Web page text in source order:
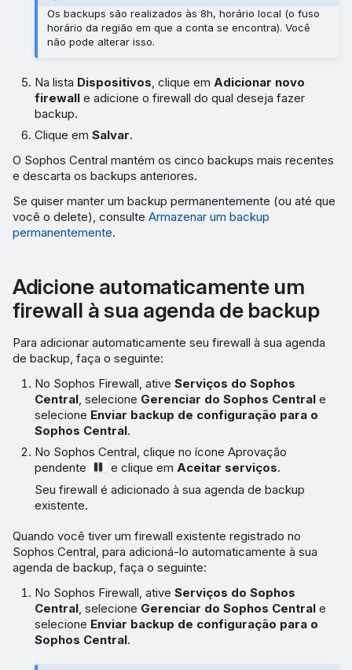
Os backups são realizados às 8h, horário local (o fuso
horário da região em que a conta se encontra). Você
não pode alterar isso.
Na lista Dispositivos , clique em Adicionar novo
firewall e adicione o firewall do qual deseja fazer
backup.
Clique emSalvar.
O Sophos Central mantém os cinco backups mais recentes
e descarta os backups anteriores.
Se quiser manter um backup permanentemente (ou até que
você o delete), consulte Armazenar um backup
permanentemente.
Adicione automaticamente um
firewall à sua agenda de backup
Para adicionar automaticamente seu firewall à sua agenda
de backup, faça o seguinte:
No Sophos Firewall, ativeServiços do Sophos
Central , selecione Gerenciar do Sophos Central e
selecione Enviar backup de configuração para o
Sophos Central.
No Sophos Central, clique no ícone Aprovação
pendente
e clique emAceitar serviços.
Seu firewall é adicionado à sua agenda de backup
existente.
Quando você tiver um firewall existente registrado no
Sophos Central, para adicioná-lo automaticamente à sua
agenda de backup, faça o seguinte:
No Sophos Firewall, ativeServiços do Sophos
Central, selecione Gerenciar do Sophos Central e
selecione Enviar backup de configuração para o
Sophos Central.